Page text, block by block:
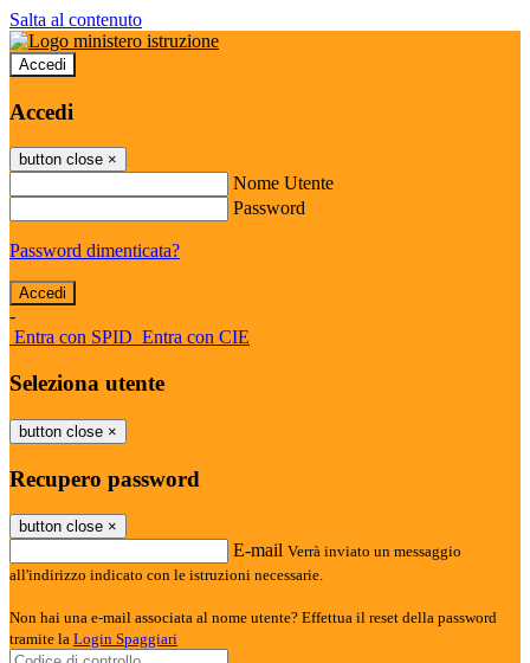
Salta al contenuto
Accedi
Accedi
button close ×
Nome Utente
Password
Password dimenticata?
-
Entra con SPID Entra con CIE
Seleziona utente
button close ×
Recupero password
button close ×
E-mail Verrà inviato un messaggio
all'indirizzo indicato con le istruzioni necessarie.
Non hai una e-mail associata al nome utente? Effettua il reset della password
tramite la Login Spaggiari